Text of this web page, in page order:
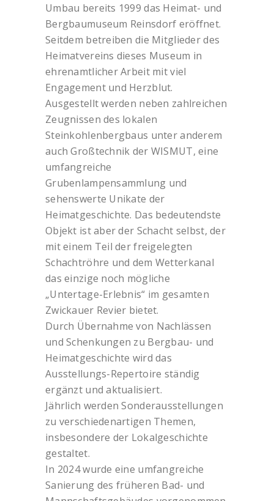
Umbau bereits 1999 das Heimat- und
Bergbaumuseum Reinsdorf eröffnet.
Seitdem betreiben die Mitglieder des
Heimatvereins dieses Museum in
ehrenamtlicher Arbeit mit viel
Engagement und Herzblut.
Ausgestellt werden neben zahlreichen
Zeugnissen des lokalen
Steinkohlenbergbaus unter anderem
auch Großtechnik der WISMUT, eine
umfangreiche
Grubenlampensammlung und
sehenswerte Unikate der
Heimatgeschichte. Das bedeutendste
Objekt ist aber der Schacht selbst, der
mit einem Teil der freigelegten
Schachtröhre und dem Wetterkanal
das einzige noch mögliche
„Untertage-Erlebnis“ im gesamten
Zwickauer Revier bietet.
Durch Übernahme von Nachlässen
und Schenkungen zu Bergbau- und
Heimatgeschichte wird das
Ausstellungs-Repertoire ständig
ergänzt und aktualisiert.
Jährlich werden Sonderausstellungen
zu verschiedenartigen Themen,
insbesondere der Lokalgeschichte
gestaltet.
In 2024 wurde eine umfangreiche
Sanierung des früheren Bad- und